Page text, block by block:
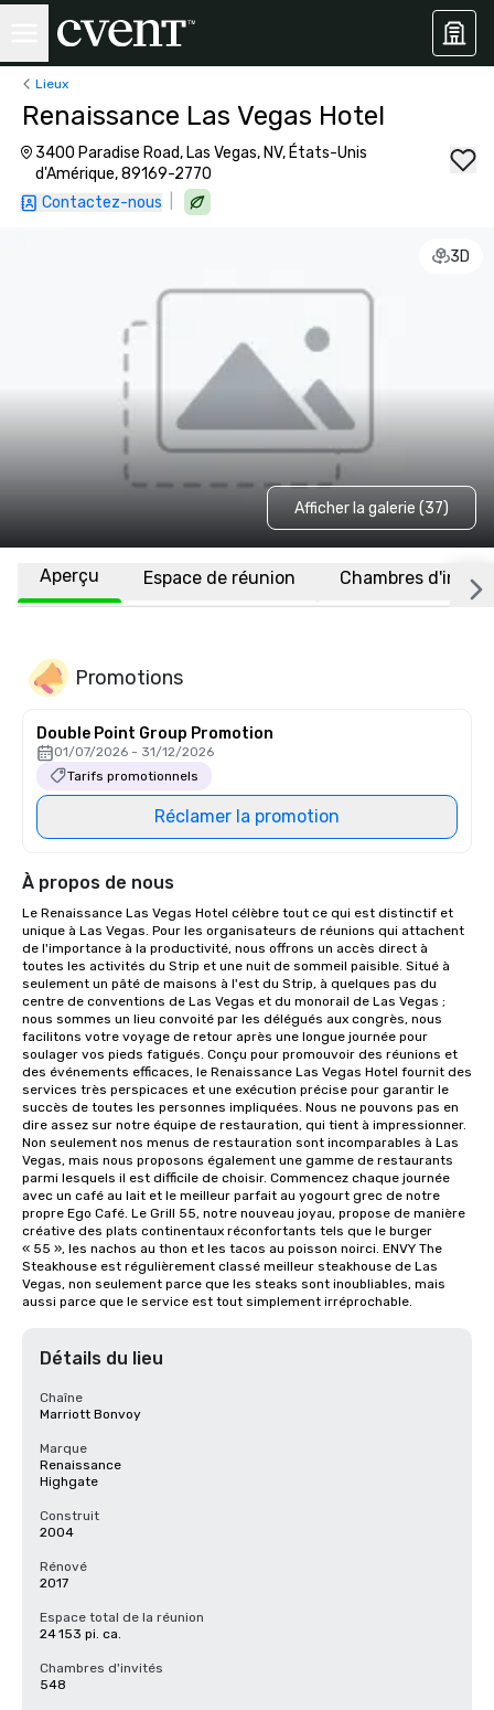
Lieux
Renaissance Las Vegas Hotel
3400 Paradise Road, Las Vegas, NV, États-Unis
d'Amérique, 89169-2770
Contactez-nous
3D
Afficher la galerie (37)
Aperçu Espace de réunion Chambres
Promotions
Double Point Group Promotion
01/07/2026 - 31/12/2026
Tarifs promotionnels
Réclamer la promotion
À propos de nous
Le Renaissance Las Vegas Hotel célèbre tout ce qui est distinctif et
unique à Las Vegas. Pour les organisateurs de réunions qui attachent
de l'importance à la productivité, nous offrons un accès direct à
toutes les activités du Strip et une nuit de sommeil paisible. Situé à
seulement un pâté de maisons à l'est du Strip, à quelques pas du
centre de conventions de Las Vegas et du monorail de Las Vegas ;
nous sommes un lieu convoité par les délégués aux congrès, nous
facilitons votre voyage de retour après une longue journée pour
soulager vos pieds fatigués. Conçu pour promouvoir des réunions et
des événements efficaces, le Renaissance Las Vegas Hotel fournit des
services très perspicaces et une exécution précise pour garantir le
succès de toutes les personnes impliquées. Nous ne pouvons pas en
dire assez sur notre équipe de restauration, qui tient à impressionner.
Non seulement nos menus de restauration sont incomparables à Las
Vegas, mais nous proposons également une gamme de restaurants
parmi lesquels il est difficile de choisir. Commencez chaque journée
avec un café au lait et le meilleur parfait au yogourt grec de notre
propre Ego Café. Le Grill 55, notre nouveau joyau, propose de manière
créative des plats continentaux réconfortants tels que le burger
« 55 », les nachos au thon et les tacos au poisson noirci. ENVY The
Steakhouse est régulièrement classé meilleur steakhouse de Las
Vegas, non seulement parce que les steaks sont inoubliables, mais
aussi parce que le service est tout simplement irréprochable.
Détails du lieu
Chaîne
Marriott Bonvoy
Marque
Renaissance
Highgate
Construit
2004
Rénové
2017
Espace total de la réunion
24 153 pi. ca.
Chambres d'invités
548